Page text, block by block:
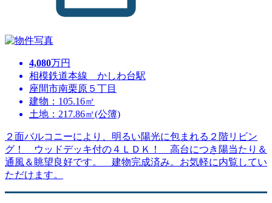
4,080万円
相模鉄道本線 かしわ台駅
座間市南栗原５丁目
建物：105.16㎡
土地：217.86㎡(公簿)
２面バルコニーにより、明るい陽光に包まれる２階リビン
グ！ ウッドデッキ付の４ＬＤＫ！ 高台につき陽当たり＆
通風＆眺望良好です。 建物完成済み。お気軽に内覧してい
ただけます。